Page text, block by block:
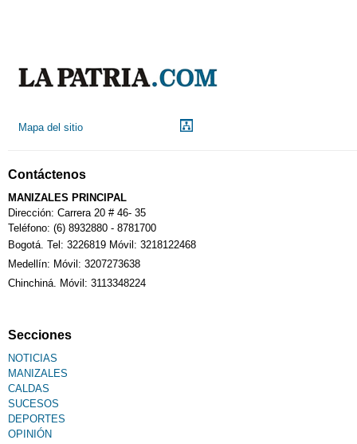
Mapa del sitio
Contáctenos
MANIZALES PRINCIPAL
Dirección: Carrera 20 # 46- 35
Teléfono: (6) 8932880 - 8781700
Bogotá. Tel: 3226819 Móvil: 3218122468
Medellín: Móvil: 3207273638
Chinchiná. Móvil: 3113348224
Secciones
NOTICIAS
MANIZALES
CALDAS
SUCESOS
DEPORTES
OPINIÓN